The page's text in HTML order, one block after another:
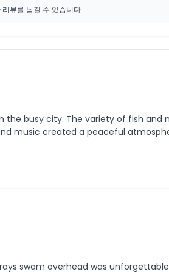
뷰를 남길 수 있습니다
busy city. The variety of fish and
music created a peaceful
swam overhead was